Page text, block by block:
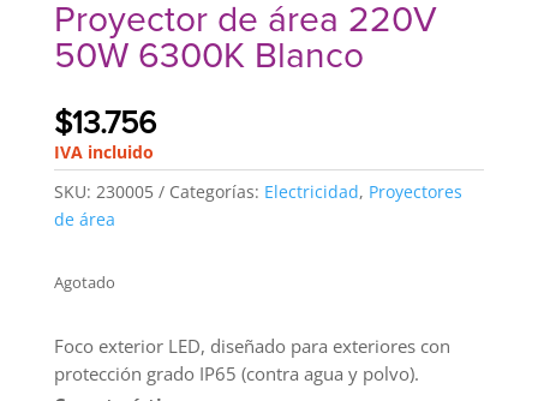
Proyector de área 220V
50W 6300K Blanco
$13.756
IVA incluido
SKU: 230005 Categorías: Electricidad, Proyectores
de área
Agotado
Foco exterior LED, diseñado para exteriores con
protección grado IP65 (contra agua y polvo).